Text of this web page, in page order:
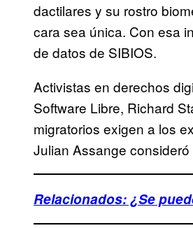
dactilares y su rostro
cara sea única. Con esa
de datos de SIBIOS.
Activistas en derechos
Software Libre, Richard
migratorios exigen a los
Julian Assange
Relacionados: ¿Se